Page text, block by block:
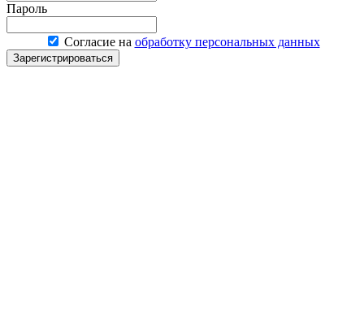
Пароль
Согласие на обработку персональных данных
Зарегистрироваться